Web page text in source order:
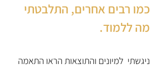
כמו רבים אחרים, התלבטתי
מה ללמוד.
ניגשתי למיונים והתוצאות הראו התאמה